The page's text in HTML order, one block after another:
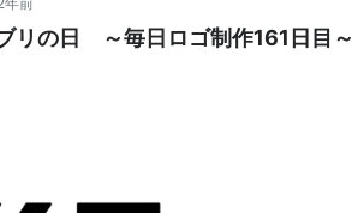
リの日 ～毎日ロゴ制作161日目～